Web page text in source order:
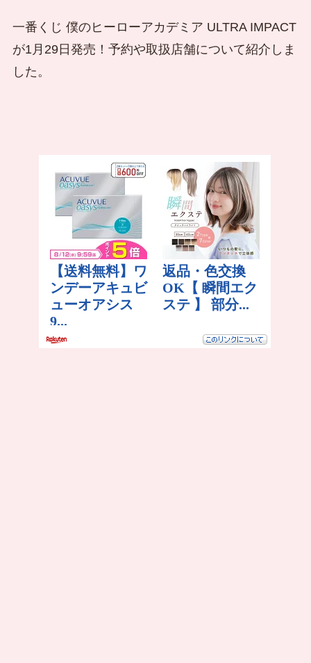
一番くじ 僕のヒーローアカデミア ULTRA IMPACT
が1月29日発売！予約や取扱店舗について紹介しま
した。